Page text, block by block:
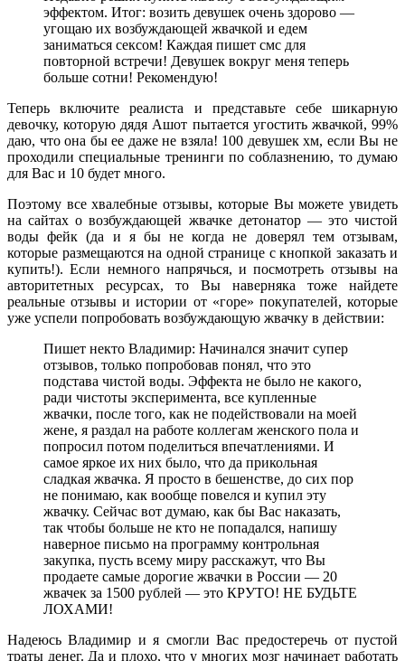
эффектом. Итог: возить девушек очень здорово —
угощаю их возбуждающей жвачкой и едем
заниматься сексом! Каждая пишет смс для
повторной встречи! Девушек вокруг меня теперь
больше сотни! Рекомендую!
Теперь включите реалиста и представьте себе шикарную
девочку, которую дядя Ашот пытается угостить жвачкой, 99%
даю, что она бы ее даже не взяла! 100 девушек хм, если Вы не
проходили специальные тренинги по соблазнению, то думаю
для Вас и 10 будет много.
Поэтому все хвалебные отзывы, которые Вы можете увидеть
на сайтах о возбуждающей жвачке детонатор — это чистой
воды фейк (да и я бы не когда не доверял тем отзывам,
которые размещаются на одной странице с кнопкой заказать и
купить!). Если немного напрячься, и посмотреть отзывы на
авторитетных ресурсах, то Вы наверняка тоже найдете
реальные отзывы и истории от «горе» покупателей, которые
уже успели попробовать возбуждающую жвачку в действии:
Пишет некто Владимир: Начинался значит супер
отзывов, только попробовав понял, что это
подстава чистой воды. Эффекта не было не какого,
ради чистоты эксперимента, все купленные
жвачки, после того, как не подействовали на моей
жене, я раздал на работе коллегам женского пола и
попросил потом поделиться впечатлениями. И
самое яркое их них было, что да прикольная
сладкая жвачка. Я просто в бешенстве, до сих пор
не понимаю, как вообще повелся и купил эту
жвачку. Сейчас вот думаю, как бы Вас наказать,
так чтобы больше не кто не попадался, напишу
наверное письмо на программу контрольная
закупка, пусть всему миру расскажут, что Вы
продаете самые дорогие жвачки в России — 20
жвачек за 1500 рублей — это КРУТО! НЕ БУДЬТЕ
ЛОХАМИ!
Надеюсь Владимир и я смогли Вас предостеречь от пустой
траты денег. Да и плохо, что у многих мозг начинает работать